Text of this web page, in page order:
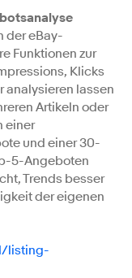
der eBay-
Funktionen zur
Klicks
analysieren lassen
Artikeln oder
einer
und einer 30-
5-Angeboten
Trends besser
der eigenen
listing-